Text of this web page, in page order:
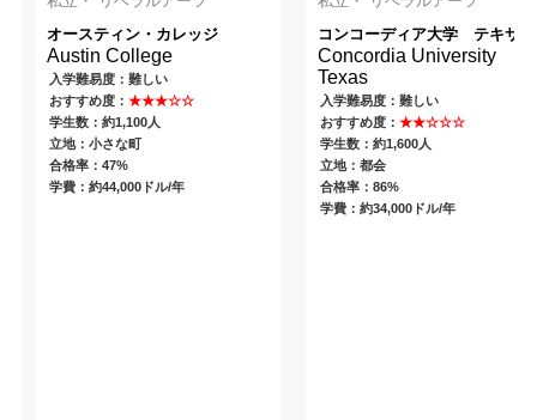
オースティン・カレッジ
Austin College
入学難易度：難しい
おすすめ度：★★★☆☆
学生数：約1,100人
立地：小さな町
合格率：47%
学費：約44,000ドル/年
コンコーディア大学 テキサス
Concordia University
Texas
入学難易度：難しい
おすすめ度： ★★☆☆☆
学生数：約1,600人
立地：都会
合格率：86%
学費：約34,000ドル/年